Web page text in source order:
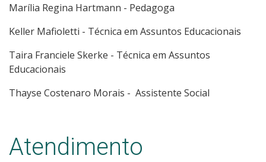
Marília Regina Hartmann - Pedagoga
Keller Mafioletti - Técnica em Assuntos Educacionais
Taira Franciele Skerke - Técnica em Assuntos
Educacionais
Thayse Costenaro Morais - Assistente Social
Atendimento